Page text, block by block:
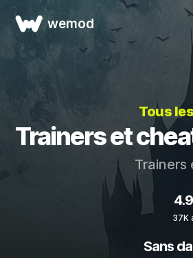
wemod
Tous
Trainers et
Trainers
37K
Sans